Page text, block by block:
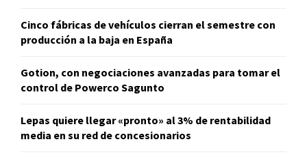
Cinco fábricas de vehículos cierran el semestre con
producción a la baja en España
Gotion, con negociaciones avanzadas para tomar el
control de Powerco Sagunto
Lepas quiere llegar «pronto» al 3% de rentabilidad
media en su red de concesionarios